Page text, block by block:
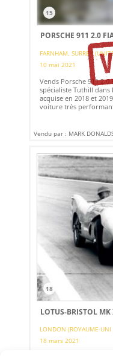
15
PORSCHE 911 2.0
FARNHAM, SURREY
10 mai 2021
Vends Porsche 911
spécialiste Tuthill
acquise en 2018 et
voiture très
Vendu par : MARK
18
LOTUS-BRISTOL
LONDON (ROYAUME-UNI
18 mars 2021